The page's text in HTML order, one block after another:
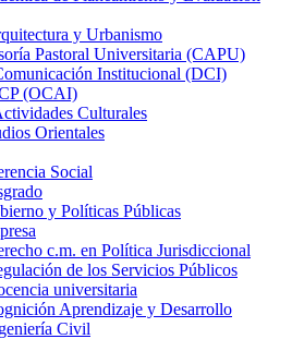
y Urbanismo
Pastoral Universitaria (CAPU)
Institucional (DCI)
(OCAI)
Culturales
Orientales
Social
y Políticas Públicas
c.m. en Política Jurisdiccional
de los Servicios Públicos
universitaria
Aprendizaje y Desarrollo
Civil